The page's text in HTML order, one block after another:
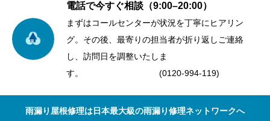
電話で今すぐ相談（9:00–20:00）
まずはコールセンターが状況を丁寧にヒアリン
グ。その後、最寄りの担当者が折り返しご連絡
し、訪問日を調整いたしま
す。 (0120-994-119)
雨漏り屋根修理は日本最大級の雨漏り修理ネットワークへ